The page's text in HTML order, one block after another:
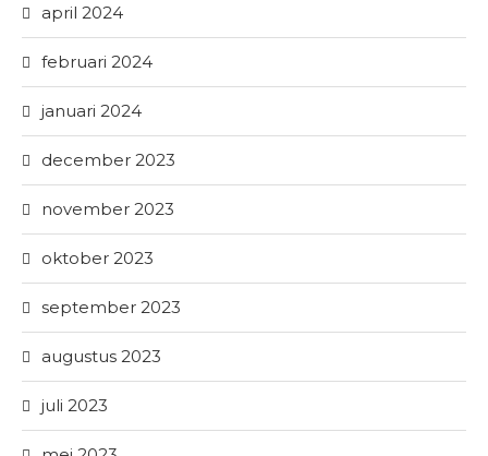
april 2024
februari 2024
januari 2024
december 2023
november 2023
oktober 2023
september 2023
augustus 2023
juli 2023